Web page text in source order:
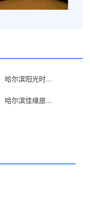
哈尔滨阳光时尚旅馆(哈西)
哈尔滨佳缘旅店(乐松店)